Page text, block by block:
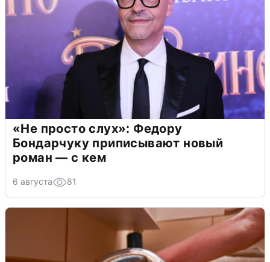
«Не просто слух»: Федору
Бондарчуку приписывают новый
роман — с кем
6 августа 81